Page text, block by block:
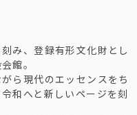
み、登録有形文化財とし
館。
ら現代のエッセンスをち
和へと新しいページを刻